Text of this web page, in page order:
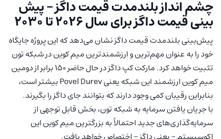
چشم‌ انداز بلندمدت قیمت داگز – پیش‌
بینی‌ قیمت داگز برای سال 2026 تا 2030
پیش‌بینی بلندمدت قیمت داگز نشان می‌دهد که این پروژه جایگاه
خود را به عنوان مهم‌ترین و ارزشمندترین میم کوین در شبکه تون
تثبیت خواهد کرد. مارکت کپ داگز در حال حاضر 150 برابر از دومین
میم کوین ارزشمند این شبکه یعنی Povel Durev بیشتر است،
بنابراین رقیبان کمی وجود دارند که بتوانند جای داگز را بگیرند.
با جریان یافتن سرمایه به شبکه تون، بخش قابل توجهی از
سرمایه‌گذاری‌های جدید احتمالاً به بزرگترین میم کوین این